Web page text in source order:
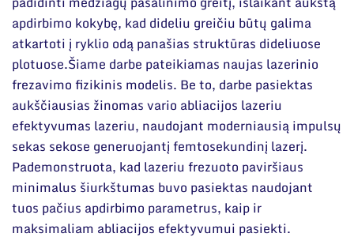
Mokslo renginiai
Informacija studentams
Informacija moksleiviams ir mokytojams
Nuo moksleivio iki mokslininko
apdirbimo kokybę, kad dideliu greičiu būtų galima
atkartoti į ryklio odą panašias struktūras dideliuose
plotuose.Šiame darbe pateikiamas naujas lazerinio
frezavimo fizikinis modelis. Be to, darbe pasiektas
aukščiausias žinomas vario abliacijos lazeriu
efektyvumas lazeriu, naudojant moderniausią impulsų
sekas sekose generuojantį femtosekundinį lazerį.
Pademonstruota, kad lazeriu frezuoto paviršiaus
minimalus šiurkštumas buvo pasiektas naudojant
tuos pačius apdirbimo parametrus, kaip ir
maksimaliam abliacijos efektyvumui pasiekti.